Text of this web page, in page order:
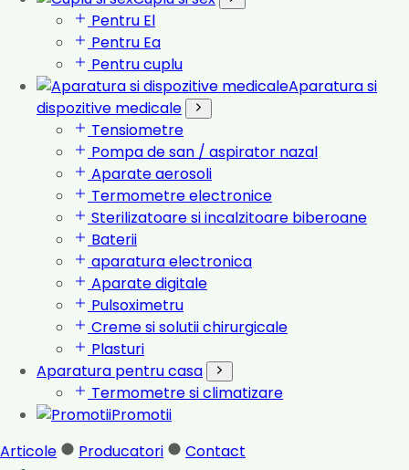
Pentru El
Pentru Ea
Pentru cuplu
Aparatura si
dispozitive medicale
Tensiometre
Pompa de san / aspirator nazal
Aparate aerosoli
Termometre electronice
Sterilizatoare si incalzitoare biberoane
Baterii
aparatura electronica
Aparate digitale
Pulsoximetru
Creme si solutii chirurgicale
Plasturi
Aparatura pentru casa
Termometre si climatizare
Promotii
Articole
Producatori Contact